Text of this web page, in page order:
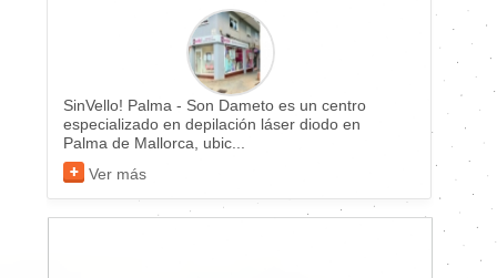
SinVello! Palma - Son Dameto es un centro
especializado en depilación láser diodo en
Palma de Mallorca, ubic...
Ver más